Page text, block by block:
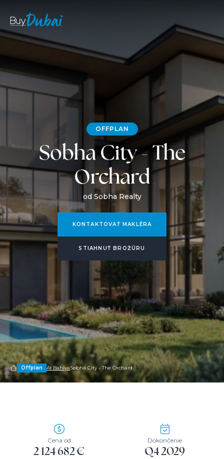
OFFPLAN
Sobha City - The
Orchard
od Sobha Realty
KONTAKTOVAŤ MAKLÉRA
STIAHNUŤ BROŽÚRU
Offplan Al BahiyaSobha City - The Orchard
Cena od
2 124 682 €
Dokončenie
Q4 2029